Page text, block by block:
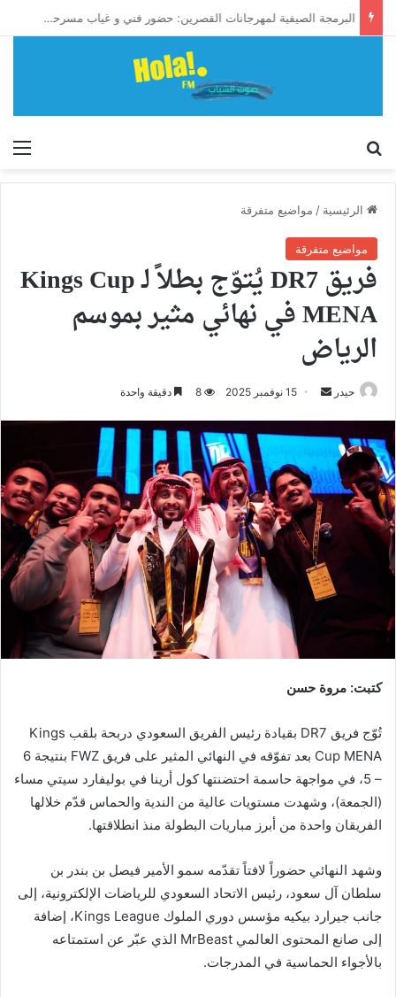
البرمجة الصيفية لمهرجانات القصرين: حضور فني و غياب مسرحي بارز يطرح التساؤلات
الرئيسية / مواضيع متفرقة
مواضيع متفرقة
فريق DR7 يُتوّج بطلاً لـ Kings Cup
MENA في نهائي مثير بموسم
الرياض
حيدر
أرسل
إلكترونيا
15 نوفمبر 2025 8 دقيقة واحدة
كتبت: مروة حسن
تُوّج فريق DR7 بقيادة رئيس الفريق السعودي دربحة بلقب Kings
Cup MENA بعد تفوّقه في النهائي المثير على فريق FWZ بنتيجة 6
– 5، في مواجهة حاسمة احتضنتها كول أرينا في بوليفارد سيتي مساء
(الجمعة)، وشهدت مستويات عالية من الندية والحماس قدّم خلالها
الفريقان واحدة من أبرز مباريات البطولة منذ انطلاقتها.
وشهد النهائي حضوراً لافتاً تقدّمه سمو الأمير فيصل بن بندر بن
سلطان آل سعود، رئيس الاتحاد السعودي للرياضات الإلكترونية، إلى
جانب جيرارد بيكيه مؤسس دوري الملوك Kings League، إضافة
إلى صانع المحتوى العالمي MrBeast الذي عبّر عن استمتاعه
بالأجواء الحماسية في المدرجات.